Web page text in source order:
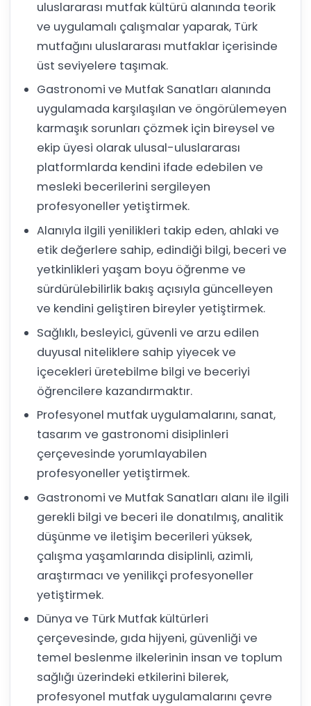
uluslararası mutfak kültürü alanında teorik
ve uygulamalı çalışmalar yaparak, Türk
mutfağını uluslararası mutfaklar içerisinde
üst seviyelere taşımak.
Gastronomi ve Mutfak Sanatları alanında
uygulamada karşılaşılan ve öngörülemeyen
karmaşık sorunları çözmek için bireysel ve
ekip üyesi olarak ulusal-uluslararası
platformlarda kendini ifade edebilen ve
mesleki becerilerini sergileyen
profesyoneller yetiştirmek.
Alanıyla ilgili yenilikleri takip eden, ahlaki ve
etik değerlere sahip, edindiği bilgi, beceri ve
yetkinlikleri yaşam boyu öğrenme ve
sürdürülebilirlik bakış açısıyla güncelleyen
ve kendini geliştiren bireyler yetiştirmek.
Sağlıklı, besleyici, güvenli ve arzu edilen
duyusal niteliklere sahip yiyecek ve
içecekleri üretebilme bilgi ve beceriyi
öğrencilere kazandırmaktır.
Profesyonel mutfak uygulamalarını, sanat,
tasarım ve gastronomi disiplinleri
çerçevesinde yorumlayabilen
profesyoneller yetiştirmek.
Gastronomi ve Mutfak Sanatları alanı ile ilgili
gerekli bilgi ve beceri ile donatılmış, analitik
düşünme ve iletişim becerileri yüksek,
çalışma yaşamlarında disiplinli, azimli,
araştırmacı ve yenilikçi profesyoneller
yetiştirmek.
Dünya ve Türk Mutfak kültürleri
çerçevesinde, gıda hijyeni, güvenliği ve
temel beslenme ilkelerinin insan ve toplum
sağlığı üzerindeki etkilerini bilerek,
profesyonel mutfak uygulamalarını çevre